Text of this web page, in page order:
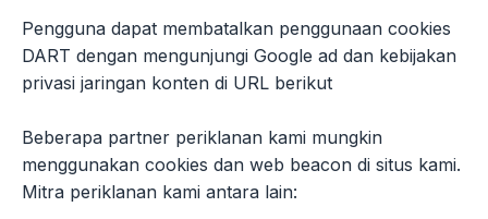
Pengguna dapat membatalkan penggunaan cookies
DART dengan mengunjungi Google ad dan kebijakan
privasi jaringan konten di URL berikut
Beberapa partner periklanan kami mungkin
menggunakan cookies dan web beacon di situs kami.
Mitra periklanan kami antara lain: